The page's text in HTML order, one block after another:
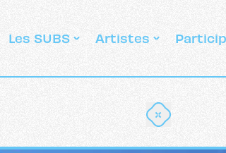
Les SUBS Artistes